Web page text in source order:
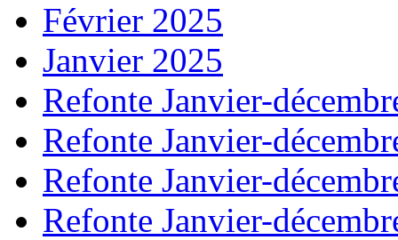
Février 2025
Janvier 2025
Refonte Janvier-
Refonte Janvier-
Refonte Janvier-
Refonte Janvier-